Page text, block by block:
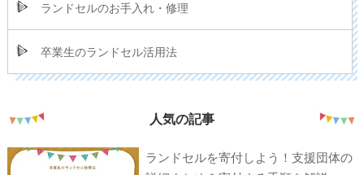
ランドセルのお手入れ・修理
卒業生のランドセル活用法
人気の記事
ランドセルを寄付しよう！支援団体の